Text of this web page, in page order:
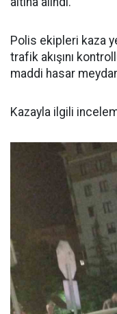
Polis ekipleri kaza
trafik akışını
maddi hasar
Kazayla ilgili